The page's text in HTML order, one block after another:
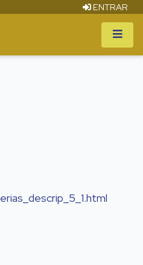
ENTRAR